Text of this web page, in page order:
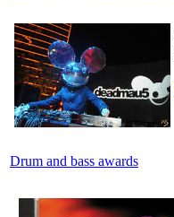
Drum and bass awards